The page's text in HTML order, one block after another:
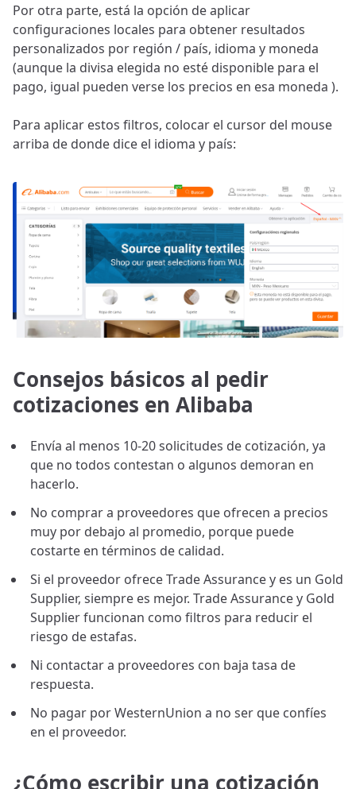
Por otra parte, está la opción de aplicar
configuraciones locales para obtener resultados
personalizados por región / país, idioma y moneda
(aunque la divisa elegida no esté disponible para el
pago, igual pueden verse los precios en esa moneda ).
Para aplicar estos filtros, colocar el cursor del mouse
arriba de donde dice el idioma y país:
Consejos básicos al pedir
cotizaciones en Alibaba
Envía al menos 10-20 solicitudes de cotización, ya
que no todos contestan o algunos demoran en
hacerlo.
No comprar a proveedores que ofrecen a precios
muy por debajo al promedio, porque puede
costarte en términos de calidad.
Si el proveedor ofrece Trade Assurance y es un Gold
Supplier, siempre es mejor. Trade Assurance y Gold
Supplier funcionan como filtros para reducir el
riesgo de estafas.
Ni contactar a proveedores con baja tasa de
respuesta.
No pagar por WesternUnion a no ser que confíes
en el proveedor.
¿Cómo escribir una cotización